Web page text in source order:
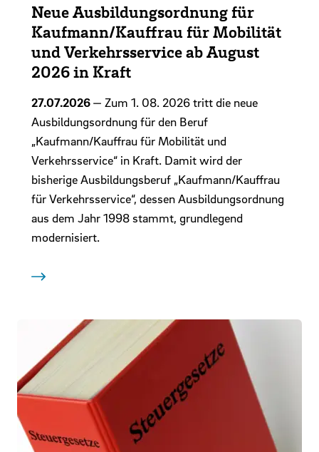
Neue Ausbildungsordnung für
Kaufmann/Kauffrau für Mobilität
und Verkehrsservice ab August
2026 in Kraft
27.07.2026— Zum 1. 08. 2026 tritt die neue
Ausbildungsordnung für den Beruf
„Kaufmann/Kauffrau für Mobilität und
Verkehrsservice“ in Kraft. Damit wird der
bisherige Ausbildungsberuf „Kaufmann/Kauffrau
für Verkehrsservice“, dessen Ausbildungsordnung
aus dem Jahr 1998 stammt, grundlegend
modernisiert.